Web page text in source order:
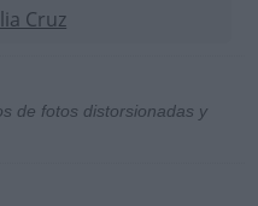
Cruz
de fotos distorsionadas y